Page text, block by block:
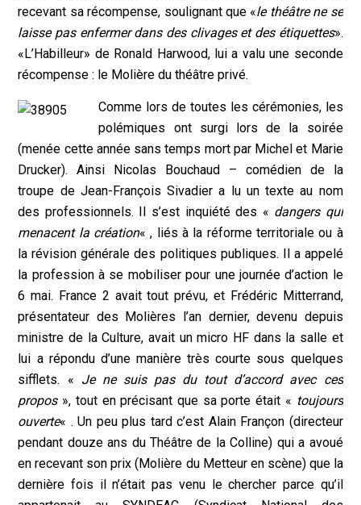
recevant sa récompense, soulignant que «le théâtre ne se
laisse pas enfermer dans des clivages et des étiquettes».
«L’Habilleur» de Ronald Harwood, lui a valu une seconde
récompense : le Molière du théâtre privé.
Comme lors de toutes les cérémonies, les
polémiques ont surgi lors de la soirée
(menée cette année sans temps mort par Michel et Marie
Drucker). Ainsi Nicolas Bouchaud – comédien de la
troupe de Jean-François Sivadier a lu un texte au nom
des professionnels. Il s’est inquiété des « dangers qui
menacent la création« , liés à la réforme territoriale ou à
la révision générale des politiques publiques. Il a appelé
la profession à se mobiliser pour une journée d’action le
6 mai. France 2 avait tout prévu, et Frédéric Mitterrand,
présentateur des Molières l’an dernier, devenu depuis
ministre de la Culture, avait un micro HF dans la salle et
lui a répondu d’une manière très courte sous quelques
sifflets. « Je ne suis pas du tout d’accord avec ces
propos », tout en précisant que sa porte était « toujours
ouverte« . Un peu plus tard c’est Alain Françon (directeur
pendant douze ans du Théâtre de la Colline) qui a avoué
en recevant son prix (Molière du Metteur en scène) que la
dernière fois il n’était pas venu le chercher parce qu’il